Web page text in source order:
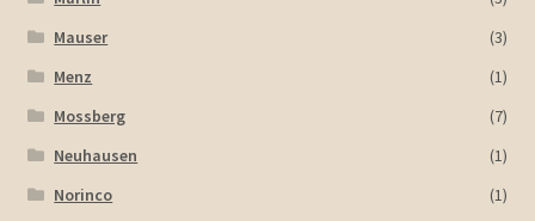
Mauser
(3)
Menz
(1)
Mossberg
(7)
Neuhausen
(1)
Norinco
(1)